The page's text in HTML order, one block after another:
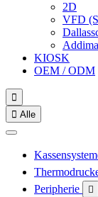
2D
VFD
KIOSK
OEM / ODM

 Alle
Peripherie 